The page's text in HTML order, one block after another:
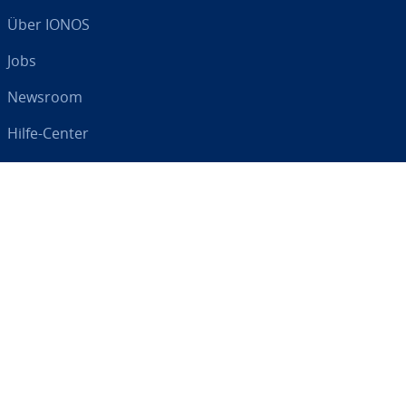
Über IONOS
Jobs
Newsroom
Hilfe-Center